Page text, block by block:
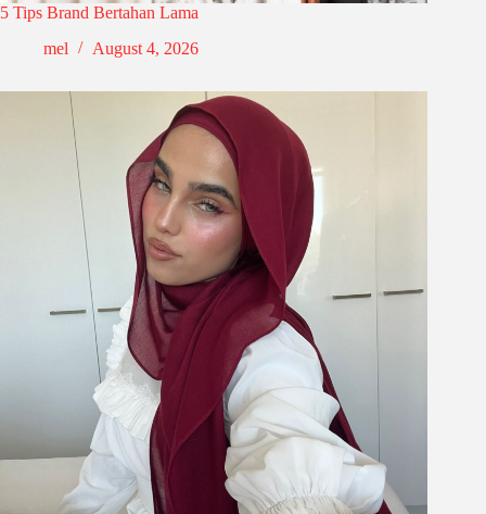
5 Tips Brand Bertahan Lama
mel
August 4, 2026